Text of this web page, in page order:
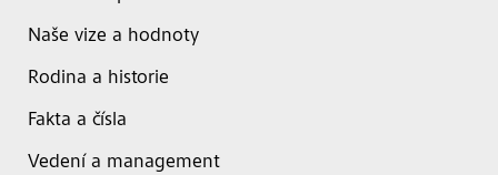
Naše vize a hodnoty
Rodina a historie
Fakta a čísla
Vedení a management